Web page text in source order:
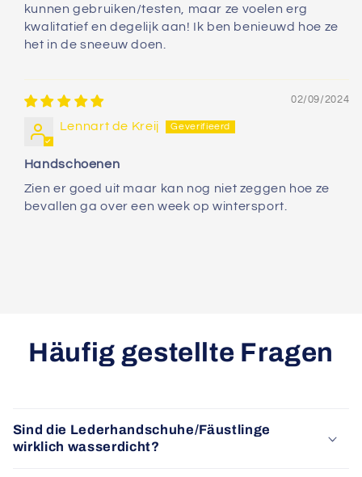
kunnen gebruiken/testen, maar ze voelen erg
kwalitatief en degelijk aan! Ik ben benieuwd hoe ze
het in de sneeuw doen.
02/09/2024
Lennart de Kreij
Handschoenen
Zien er goed uit maar kan nog niet zeggen hoe ze
bevallen ga over een week op wintersport.
Häufig gestellte Fragen
Sind die Lederhandschuhe/Fäustlinge
wirklich wasserdicht?